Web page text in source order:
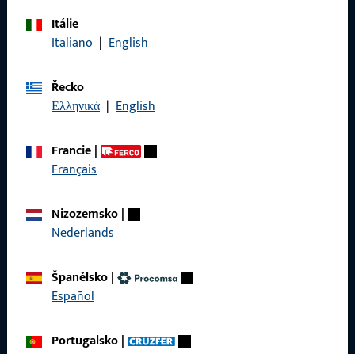
Zavolejte nám
Itálie
Italiano | English
Řecko
Ελληνικά | English
Francie|
Français
Nizozemsko|
Nederlands
Španělsko|
Español
Portugalsko|
Ochrana osobních údajů
Rychlý přístup